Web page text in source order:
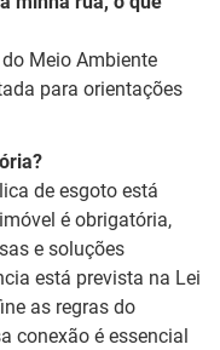
Meio Ambiente
para orientações
de esgoto está
é obrigatória,
e soluções
está prevista na Lei
as regras do
conexão é essencial